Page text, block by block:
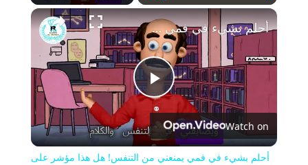
Fullscreen
Play
Video
أحلم بشيء في فمي يمنعني من التنفس! هل هذا مؤشر على شيء؟
Watch on
أحلم بشيء في فمي يمنعني من التنفس! هل هذا مؤشر على